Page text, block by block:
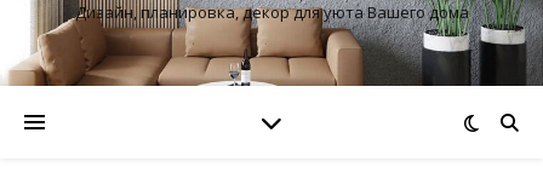
Дизайн, планировка, декор для уюта Вашего дома